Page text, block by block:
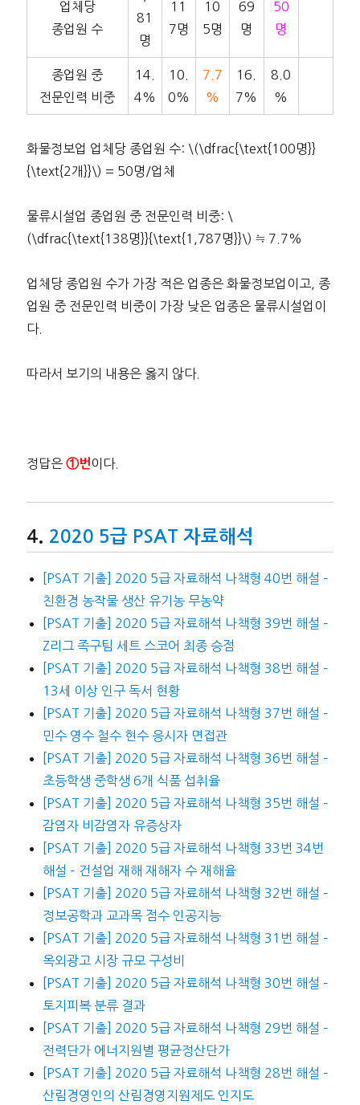
업체당
종업원 수
81
명
11
7명
10
5명
69
명
50
명
종업원 중
전문인력 비중
14.
4%
10.
0%
7.7
%
16.
7%
8.0
%
화물정보업 업체당 종업원 수: \(\dfrac{\text{100명}}
{\text{2개}}\) = 50명/업체
물류시설업 종업원 중 전문인력 비중: \
(\dfrac{\text{138명}}{\text{1,787명}}\) ≒ 7.7%
업체당 종업원 수가 가장 적은 업종은 화물정보업이고, 종
업원 중 전문인력 비중이 가장 낮은 업종은 물류시설업이
다.
따라서 보기의 내용은 옳지 않다.
정답은①번 이다.
2020 5급 PSAT 자료해석
[PSAT 기출] 2020 5급 자료해석 나책형 40번 해설 –
친환경 농작물 생산 유기농 무농약
[PSAT 기출] 2020 5급 자료해석 나책형 39번 해설 –
Z리그 족구팀 세트 스코어 최종 승점
[PSAT 기출] 2020 5급 자료해석 나책형 38번 해설 –
13세 이상 인구 독서 현황
[PSAT 기출] 2020 5급 자료해석 나책형 37번 해설 –
민수 영수 철수 현수 응시자 면접관
[PSAT 기출] 2020 5급 자료해석 나책형 36번 해설 –
초등학생 중학생 6개 식품 섭취율
[PSAT 기출] 2020 5급 자료해석 나책형 35번 해설 –
감염자 비감염자 유증상자
[PSAT 기출] 2020 5급 자료해석 나책형 33번 34번
해설 – 건설업 재해 재해자 수 재해율
[PSAT 기출] 2020 5급 자료해석 나책형 32번 해설 –
정보공학과 교과목 점수 인공지능
[PSAT 기출] 2020 5급 자료해석 나책형 31번 해설 –
옥외광고 시장 규모 구성비
[PSAT 기출] 2020 5급 자료해석 나책형 30번 해설 –
토지피복 분류 결과
[PSAT 기출] 2020 5급 자료해석 나책형 29번 해설 –
전력단가 에너지원별 평균정산단가
[PSAT 기출] 2020 5급 자료해석 나책형 28번 해설 –
산림경영인의 산림경영지원제도 인지도